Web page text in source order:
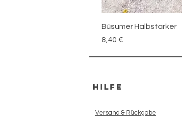
Büsumer Halbstarker
Preis
8,40 €
HILFE
Versand & Rückgabe